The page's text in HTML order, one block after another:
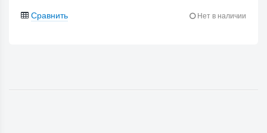
Сравнить Нет в наличии